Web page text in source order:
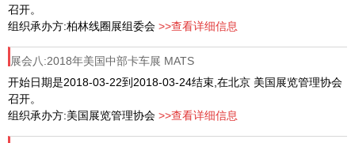
召开。
组织承办方:柏林线圈展组委会 >>查看详细信息
展会八:2018年美国中部卡车展 MATS
开始日期是2018-03-22到2018-03-24结束,在北京 美国展览管理协会
召开。
组织承办方:美国展览管理协会 >>查看详细信息